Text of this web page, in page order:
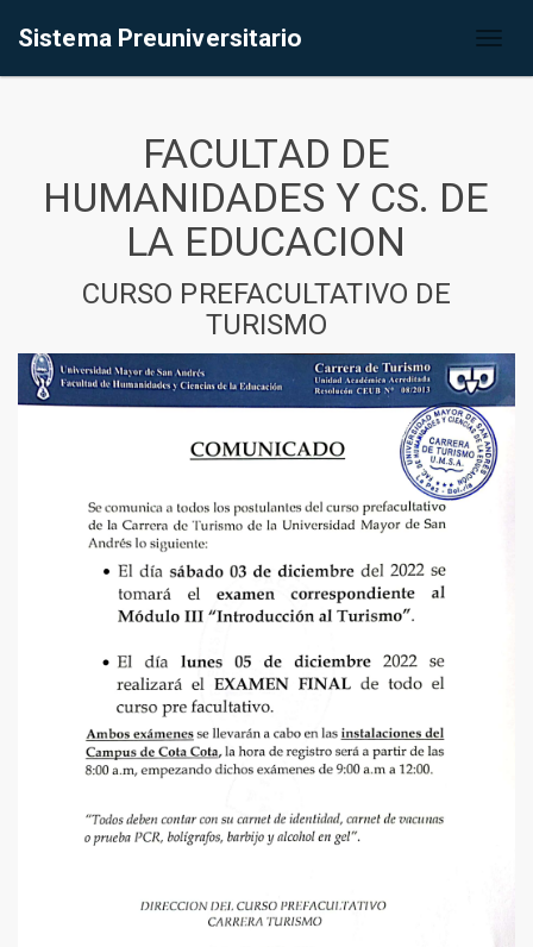
Sistema Preuniversitario
FACULTAD DE
HUMANIDADES Y CS. DE
LA EDUCACION
CURSO PREFACULTATIVO DE
TURISMO